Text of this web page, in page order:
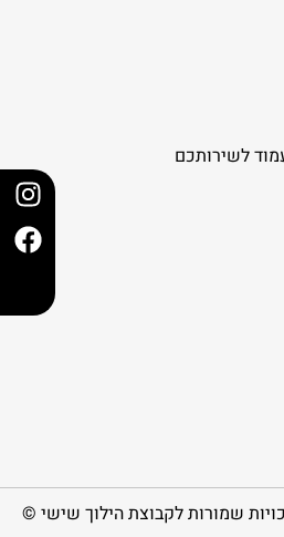
לשירותכם
שמורות לקבוצת הילוך שישי ©